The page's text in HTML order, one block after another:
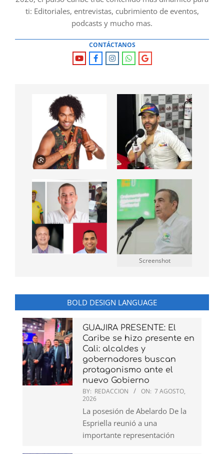
ti: Editoriales, entrevistas, cubrimiento de eventos,
podcasts y mucho mas.
CONTÁCTANOS
Screenshot
BOLD DESIGN LANGUAGE
GUAJIRA PRESENTE: El
Caribe se hizo presente en
Cali: alcaldes y
gobernadores buscan
protagonismo ante el
nuevo Gobierno
BY: REDACCION ON: 7 AGOSTO,
2026
La posesión de Abelardo De la
Espriella reunió a una
importante representación